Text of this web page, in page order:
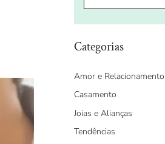
Categorias
Amor e Relacionamento
Casamento
Joias e Alianças
Tendências